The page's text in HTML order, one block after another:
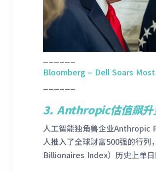
Bloomberg – Dell Soars
3. Anthropic估值飙升
人工智能独角兽企业Anthropic
人推入了全球财富500强的行
Billionaires Index）历史上单日